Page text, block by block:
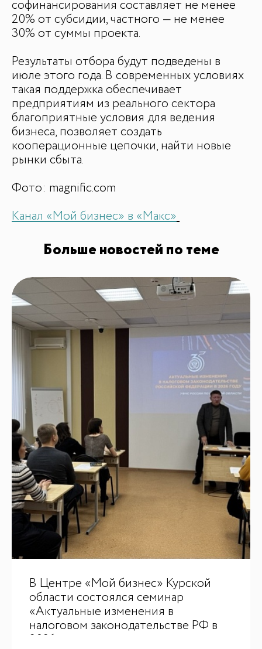
софинансирования составляет не менее
20% от субсидии, частного — не менее
30% от суммы проекта.
Результаты отбора будут подведены в
июле этого года. В современных условиях
такая поддержка обеспечивает
предприятиям из реального сектора
благоприятные условия для ведения
бизнеса, позволяет создать
кооперационные цепочки, найти новые
рынки сбыта.
Фото: magnific.com
Канал «Мой бизнес» в «Макс»
Больше новостей по теме
В Центре «Мой бизнес» Курской
области состоялся семинар
«Актуальные изменения в
налоговом законодательстве РФ в
2026 году»